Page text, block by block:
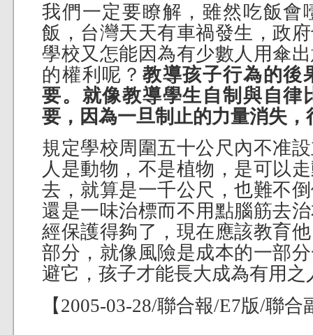
我們一定要瞭解，雖然吃飯會
飯，台灣天天有車禍發生，政
學校又怎能因為有少數人用傘
的權利呢？ 教導孩子行為的後
要。就像教導學生自制與自律
要，因為一旦制止的力量消失，
規定學校周圍五十公尺內不准
人是動物，不是植物，是可以
去，就算是一千公尺，也難不
還是一味治標而不用點腦筋去
經保護得夠了，現在應該教育
部分，就像風險是成本的一部
避它，孩子才能長大成為有用之
【2005-03-28/聯合報/E7版/聯合